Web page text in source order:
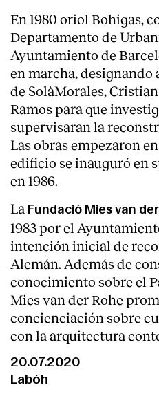
En 1980 oriol Bohigas,
Departamento de
Ayuntamiento de
en marcha, designando
de SolàMorales,
Ramos para que
supervisaran la
Las obras empezaron
edificio se inauguró en
en 1986.
La Fundació Mies van
1983 por el
intención inicial de
Alemán. Además de
conocimiento sobre el
Mies van der Rohe
concienciación sobre
con la arquitectura
20.07.2020
Labóh